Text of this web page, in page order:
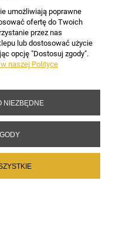
z Motywem Świątecznym
umożliwiają poprawne
ofertę do Twoich
przez nas
lub dostosować użycie
opcję "Dostosuj zgody".
naszej Polityce
NIEZBĘDNE